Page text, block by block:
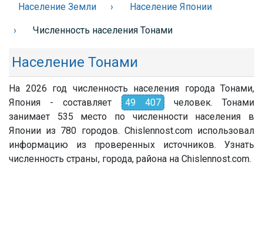
Население Земли Население Японии
Численность населения Тонами
Население Тонами
На 2026 год численность населения города Тонами,
Япония - составляет
49 407 человек. Тонами
занимает 535 место по численности населения в
Японии из 780 городов. Chislennost.com использовал
информацию из проверенных источников. Узнать
численность страны, города, района на Chislennost.com.